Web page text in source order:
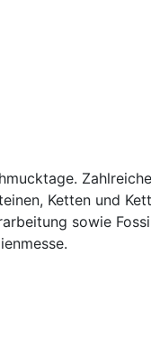
Ketten und
sowie